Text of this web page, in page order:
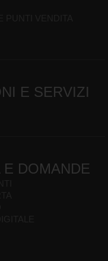
E SERVIZI
DOMANDE